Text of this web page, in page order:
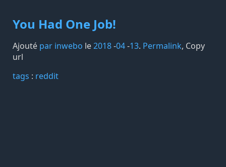
You Had One Job!
Ajouté par inwebo le2018-04-13. Permalink, Copy
url
tags️ : reddit